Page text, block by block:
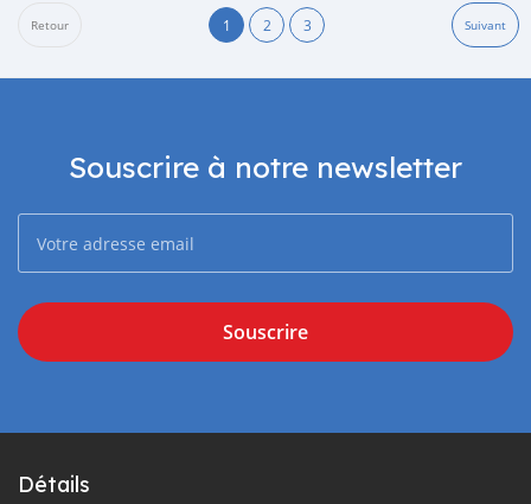
Retour 1 2 3 Suivant
Souscrire à notre newsletter
Souscrire
Détails